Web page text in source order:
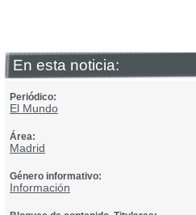
En esta noticia:
Periódico:
El Mundo
Área:
Madrid
Género informativo:
Información